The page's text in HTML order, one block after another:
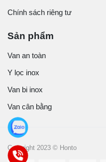
Chính sách riêng tư
Sản phẩm
Van an toàn
Y lọc inox
Van bi inox
Van cân bằng
Copyright 2023 © Honto